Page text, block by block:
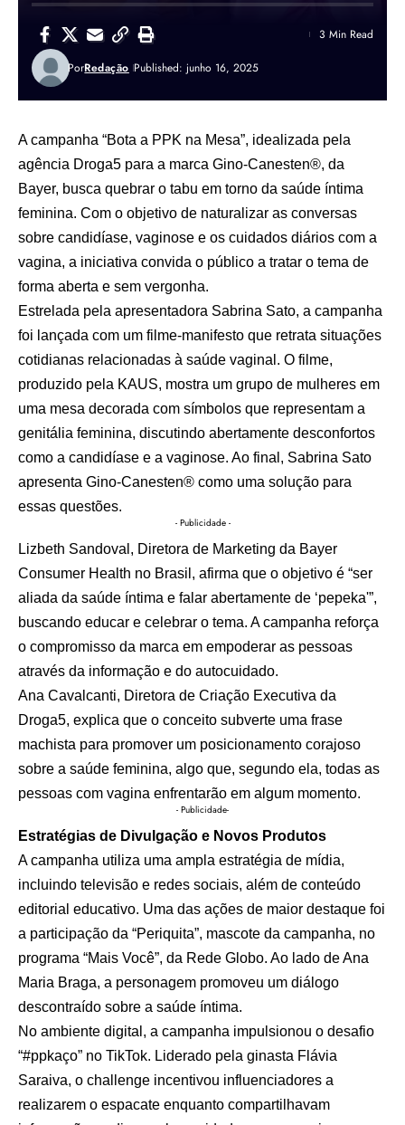
PorRedação Published: junho 16, 2025
3 Min Read
A campanha “Bota a PPK na Mesa”, idealizada pela
agência Droga5 para a marca Gino-Canesten®, da
Bayer, busca quebrar o tabu em torno da saúde íntima
feminina. Com o objetivo de naturalizar as conversas
sobre candidíase, vaginose e os cuidados diários com a
vagina, a iniciativa convida o público a tratar o tema de
forma aberta e sem vergonha.
Estrelada pela apresentadora Sabrina Sato, a campanha
foi lançada com um filme-manifesto que retrata situações
cotidianas relacionadas à saúde vaginal. O filme,
produzido pela KAUS, mostra um grupo de mulheres em
uma mesa decorada com símbolos que representam a
genitália feminina, discutindo abertamente desconfortos
como a candidíase e a vaginose. Ao final, Sabrina Sato
apresenta Gino-Canesten® como uma solução para
essas questões.
- Publicidade -
Lizbeth Sandoval, Diretora de Marketing da Bayer
Consumer Health no Brasil, afirma que o objetivo é “ser
aliada da saúde íntima e falar abertamente de ‘pepeka'”,
buscando educar e celebrar o tema. A campanha reforça
o compromisso da marca em empoderar as pessoas
através da informação e do autocuidado.
Ana Cavalcanti, Diretora de Criação Executiva da
Droga5, explica que o conceito subverte uma frase
machista para promover um posicionamento corajoso
sobre a saúde feminina, algo que, segundo ela, todas as
pessoas com vagina enfrentarão em algum momento.
- Publicidade-
Estratégias de Divulgação e Novos Produtos
A campanha utiliza uma ampla estratégia de mídia,
incluindo televisão e redes sociais, além de conteúdo
editorial educativo. Uma das ações de maior destaque foi
a participação da “Periquita”, mascote da campanha, no
programa “Mais Você”, da Rede Globo. Ao lado de Ana
Maria Braga, a personagem promoveu um diálogo
descontraído sobre a saúde íntima.
No ambiente digital, a campanha impulsionou o desafio
“#ppkaço” no TikTok. Liderado pela ginasta Flávia
Saraiva, o challenge incentivou influenciadores a
realizarem o espacate enquanto compartilhavam